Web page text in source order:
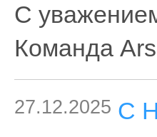
С
Команда
27.12.2025 С